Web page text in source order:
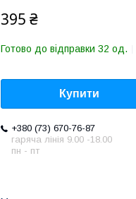
395 ₴
Готово до відправки 32 од.
Купити
+380 (73) 670-76-87
гаряча лінія 9.00 -18.00
пн - пт